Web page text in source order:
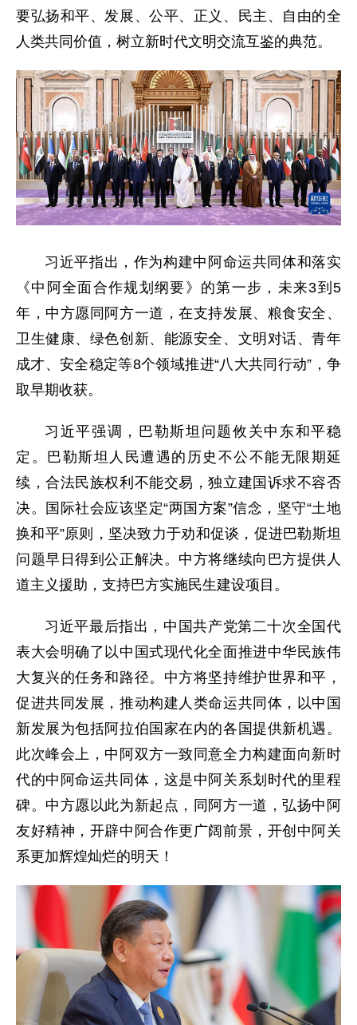
要弘扬和平、发展、公平、正义、民主、自由的全
人类共同价值，树立新时代文明交流互鉴的典范。
习近平指出，作为构建中阿命运共同体和落实
《中阿全面合作规划纲要》的第一步，未来3到5
年，中方愿同阿方一道，在支持发展、粮食安全、
卫生健康、绿色创新、能源安全、文明对话、青年
成才、安全稳定等8个领域推进“八大共同行动”，争
取早期收获。
习近平强调，巴勒斯坦问题攸关中东和平稳
定。巴勒斯坦人民遭遇的历史不公不能无限期延
续，合法民族权利不能交易，独立建国诉求不容否
决。国际社会应该坚定“两国方案”信念，坚守“土地
换和平”原则，坚决致力于劝和促谈，促进巴勒斯坦
问题早日得到公正解决。中方将继续向巴方提供人
道主义援助，支持巴方实施民生建设项目。
习近平最后指出，中国共产党第二十次全国代
表大会明确了以中国式现代化全面推进中华民族伟
大复兴的任务和路径。中方将坚持维护世界和平，
促进共同发展，推动构建人类命运共同体，以中国
新发展为包括阿拉伯国家在内的各国提供新机遇。
此次峰会上，中阿双方一致同意全力构建面向新时
代的中阿命运共同体，这是中阿关系划时代的里程
碑。中方愿以此为新起点，同阿方一道，弘扬中阿
友好精神，开辟中阿合作更广阔前景，开创中阿关
系更加辉煌灿烂的明天！